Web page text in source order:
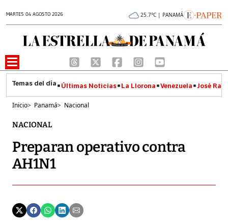
MARTES 04 AGOSTO 2026 25.7°C | PANAMÁ
Últimas Noticias La Llorona Venezuela José
Inicio> Panamá> Nacional
NACIONAL
Preparan operativo contra
AH1N1